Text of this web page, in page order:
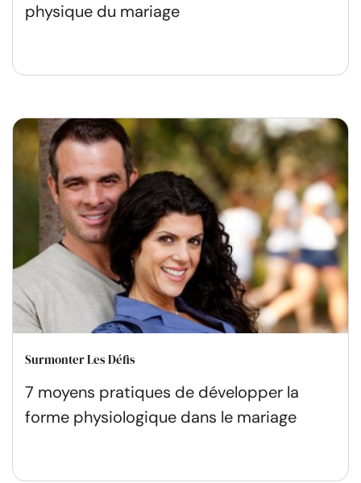
physique du mariage
Surmonter Les Défis
7 moyens pratiques de développer la
forme physiologique dans le mariage